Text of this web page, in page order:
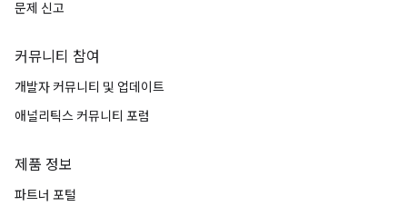
문제 신고
커뮤니티 참여
개발자 커뮤니티 및 업데이트
애널리틱스 커뮤니티 포럼
제품 정보
파트너 포털